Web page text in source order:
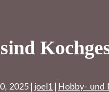
2025 joel1 Hobby- und